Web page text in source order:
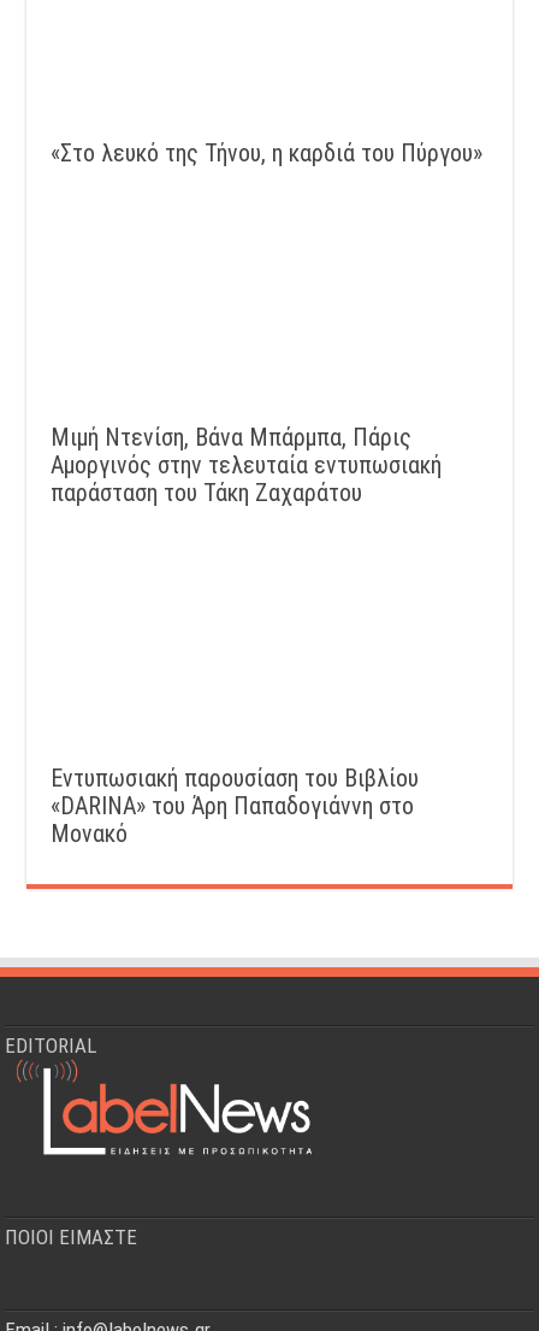
«Στο λευκό της Τήνου, η καρδιά του Πύργου»
Μιμή Ντενίση, Βάνα Μπάρμπα, Πάρις
Αμοργινός στην τελευταία εντυπωσιακή
παράσταση του Τάκη Ζαχαράτου
Εντυπωσιακή παρουσίαση του Βιβλίου
«DARINA» του Άρη Παπαδογιάννη στο
Μονακό
EDITORIAL
ΠΟΙΟΙ ΕΙΜΑΣΤΕ